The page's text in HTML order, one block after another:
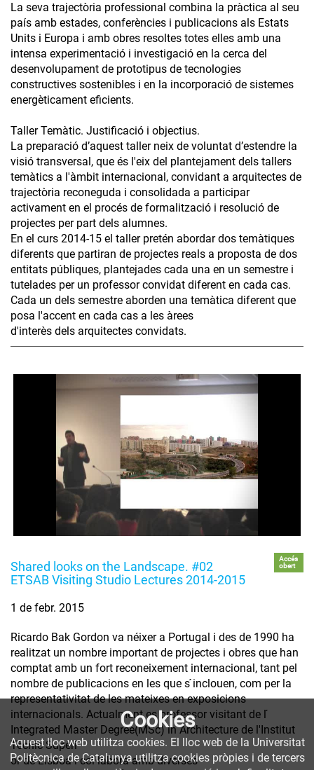
La seva trajectòria professional combina la pràctica al seu
país amb estades, conferències i publicacions als Estats
Units i Europa i amb obres resoltes totes elles amb una
intensa experimentació i investigació en la cerca del
desenvolupament de prototipus de tecnologies
constructives sostenibles i en la incorporació de sistemes
energèticament eficients.
Taller Temàtic. Justificació i objectius.
La preparació d’aquest taller neix de voluntat d’estendre la
visió transversal, que és l'eix del plantejament dels tallers
temàtics a l'àmbit internacional, convidant a arquitectes de
trajectòria reconeguda i consolidada a participar
activament en el procés de formalització i resolució de
projectes per part dels alumnes.
En el curs 2014-15 el taller pretén abordar dos temàtiques
diferents que partiran de projectes reals a proposta de dos
entitats públiques, plantejades cada una en un semestre i
tutelades per un professor convidat diferent en cada cas.
Cada un dels semestre aborden una temàtica diferent que
posa l'accent en cada cas a les àrees
d'interès dels arquitectes convidats.
Shared looks on the Landscape. #02
ETSAB Visiting Studio Lectures 2014-2015
Accés
obert
1 de febr. 2015
Ricardo Bak Gordon va néixer a Portugal i des de 1990 ha
realitzat un nombre important de projectes i obres que han
comptat amb un fort reconeixement internacional, tant pel
nombre de publicacions en les que s ́inclouen, com per la
representativitat de les mateixes en exposicions
internacionals. Actualment es professor visitant de l ́
Integrated Master Degree(MSc) in Architecture de l'Institut
Tècnic Superi
or de Lisboa i col·labora amb diverses
Cookies
Aquest lloc web utilitza cookies. El lloc web de la Universitat
Politècnica de Catalunya utilitza cookies pròpies i de tercers